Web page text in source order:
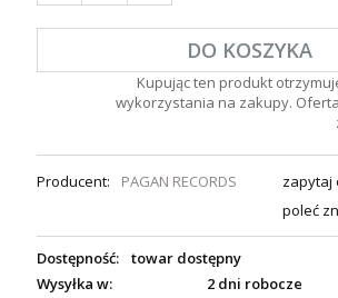
DO KOSZYKA
Kupując ten produkt
wykorzystania na zakupy.
Producent: PAGAN RECORDS
zapytaj
poleć
Dostępność:
towar dostępny
Wysyłka w:
2 dni robocze